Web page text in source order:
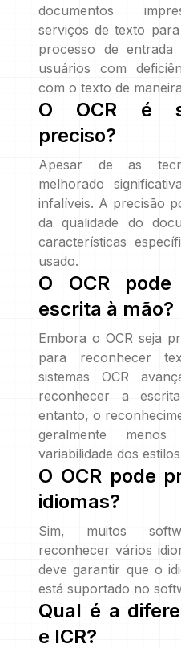
documentos
serviços de texto
processo de
usuários com
com o texto de
O OCR é
preciso?
Apesar de as
melhorado
infalíveis. A precisão
da qualidade do
características
usado.
O OCR
escrita à mão?
Embora o OCR seja
para reconhecer
sistemas OCR
reconhecer a
entanto, o
geralmente
variabilidade dos
O OCR pode
idiomas?
Sim, muitos
reconhecer vários
deve garantir que o
está suportado no
Qual é a
e ICR?